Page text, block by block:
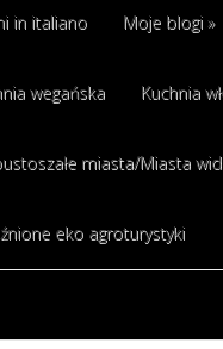
in italiano Moje blogi »
wegańska Kuchnia
miasta/Miasta
eko agroturystyki